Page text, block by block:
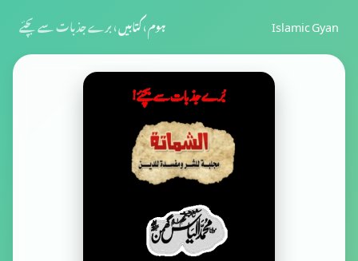
Islamic Gyan ہوم›کتابیں›برے جذبات سے بچئے